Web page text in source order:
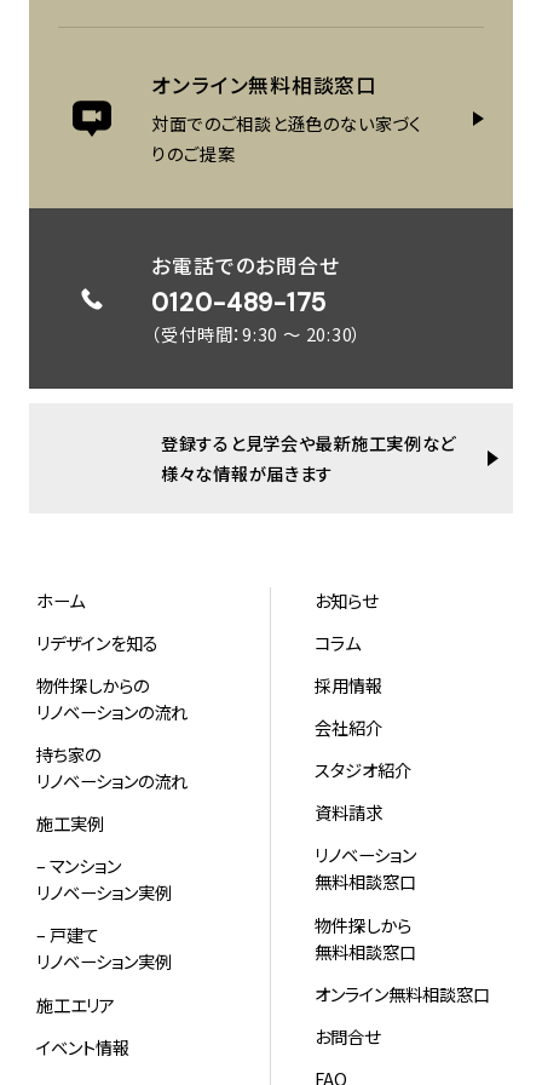
オンライン無料相談窓口
対面でのご相談と遜色のない家づく
りのご提案
お電話でのお問合せ
0120-489-175
（受付時間：9:30 ～ 20:30）
登録すると見学会や最新施工実例など
様々な情報が届きます
ホーム
リデザインを知る
物件探しからの
リノベーションの流れ
持ち家の
リノベーションの流れ
施工実例
– マンション
リノベーション実例
– 戸建て
リノベーション実例
施工エリア
イベント情報
お知らせ
コラム
採用情報
会社紹介
スタジオ紹介
資料請求
リノベーション
無料相談窓口
物件探しから
無料相談窓口
オンライン無料相談窓口
お問合せ
FAQ